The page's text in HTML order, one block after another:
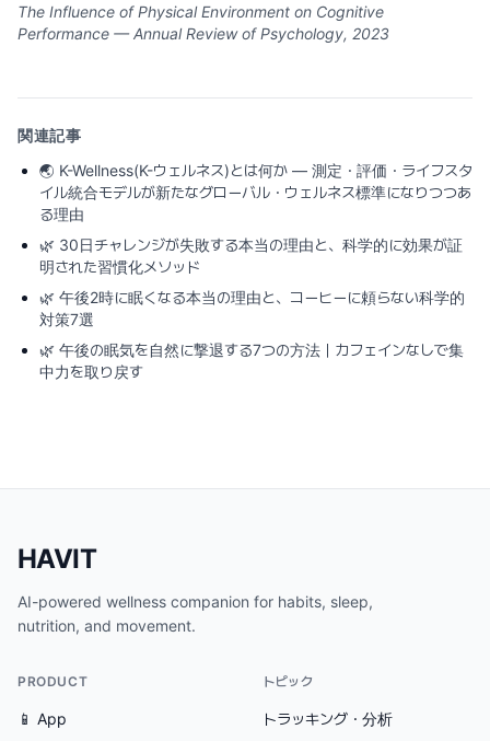
The Influence of Physical Environment on Cognitive
Performance — Annual Review of Psychology, 2023
関連記事
🌏 K-Wellness(K-ウェルネス)とは何か ― 測定・評価・ライフスタ
イル統合モデルが新たなグローバル・ウェルネス標準になりつつあ
る理由
🌿 30日チャレンジが失敗する本当の理由と、科学的に効果が証
明された習慣化メソッド
🌿 午後2時に眠くなる本当の理由と、コーヒーに頼らない科学的
対策7選
🌿 午後の眠気を自然に撃退する7つの方法｜カフェインなしで集
中力を取り戻す
HAVIT
AI-powered wellness companion for habits, sleep,
nutrition, and movement.
PRODUCT
📱 App
トピック
トラッキング・分析